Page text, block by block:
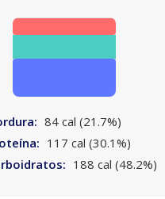
84 cal (21.7%)
117 cal (30.1%)
188 cal (48.2%)